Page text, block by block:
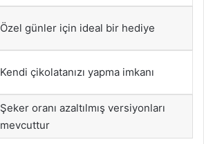
Özel günler için ideal bir hediye
Kendi çikolatanızı yapma imkanı
Şeker oranı azaltılmış versiyonları
mevcuttur